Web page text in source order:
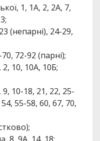
1, 1А, 2, 2А, 7,
(непарні), 24-29,
72-92 (парні);
10, 10А, 10Б;
10-18, 21, 22, 25-
55-58, 60, 67, 70,